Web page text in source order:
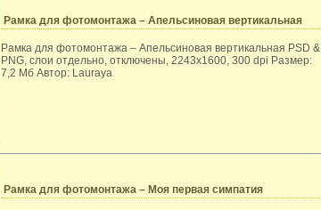
Рамка для фотомонтажа – Апельсиновая вертикальная
Рамка для фотомонтажа – Апельсиновая вертикальная PSD &
PNG, слои отдельно, отключены, 2243x1600, 300 dpi Размер:
7,2 Мб Автор: Lauraya
Рамка для фотомонтажа – Моя первая симпатия